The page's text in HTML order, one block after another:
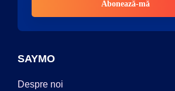
SAYMO
Despre noi